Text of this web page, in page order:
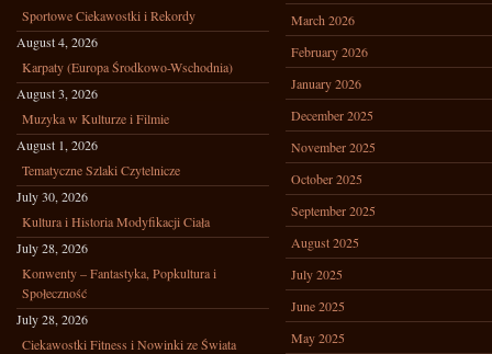
Sportowe Ciekawostki i Rekordy
August 4, 2026
Karpaty (Europa Środkowo-Wschodnia)
August 3, 2026
Muzyka w Kulturze i Filmie
August 1, 2026
Tematyczne Szlaki Czytelnicze
July 30, 2026
Kultura i Historia Modyfikacji Ciała
July 28, 2026
Konwenty – Fantastyka, Popkultura i
Społeczność
July 28, 2026
Ciekawostki Fitness i Nowinki ze Świata
March 2026
February 2026
January 2026
December 2025
November 2025
October 2025
September 2025
August 2025
July 2025
June 2025
May 2025